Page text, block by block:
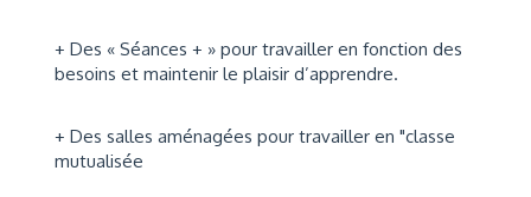
+ Des « Séances + » pour travailler en fonction des
besoins et maintenir le plaisir d’apprendre.
+ Des salles aménagées pour travailler en "classe
mutualisée